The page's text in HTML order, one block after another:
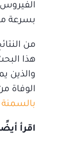
بسرعة
من
هذا
والذين
الوفاة
بالسمنة
اقرأ